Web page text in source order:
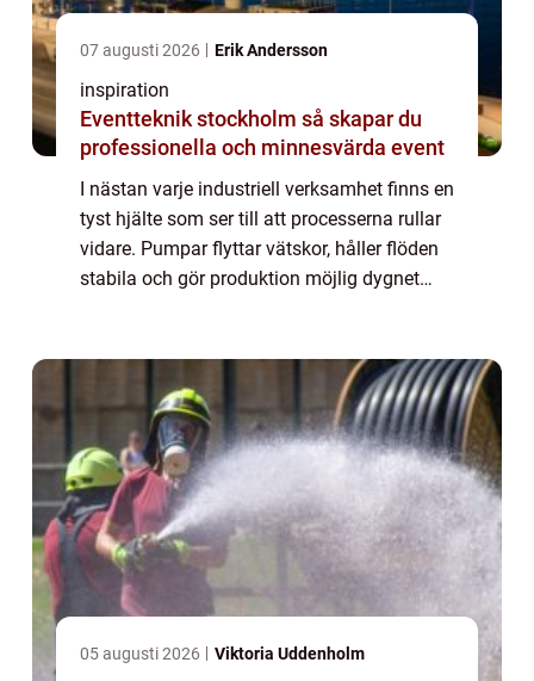
07 augusti 2026 Erik Andersson
inspiration
Eventteknik stockholm så skapar du
professionella och minnesvärda event
I nästan varje industriell verksamhet finns en
tyst hjälte som ser till att processerna rullar
vidare. Pumpar flyttar vätskor, håller flöden
stabila och gör produktion möjlig dygnet
05 augusti 2026 Viktoria Uddenholm